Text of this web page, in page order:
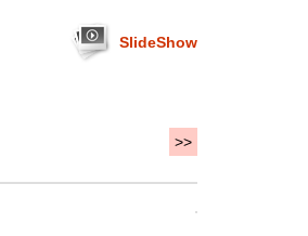
SlideShow
>>